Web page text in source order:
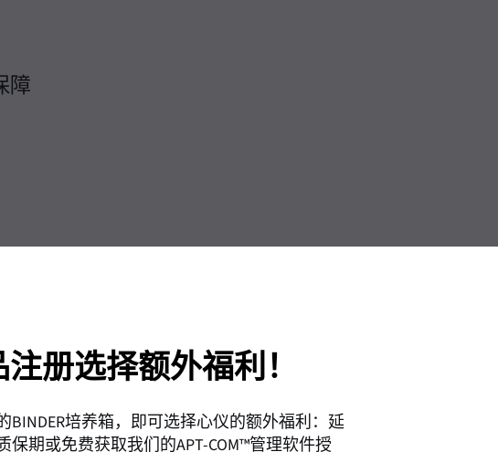
障
册选择额外福利！
BINDER培养箱，即可选择心仪的额外福利：延
保期或免费获取我们的APT-COM™管理软件授